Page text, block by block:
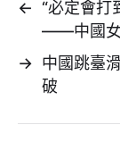
←
“必定會打
——中國女
→ 中國跳臺
破